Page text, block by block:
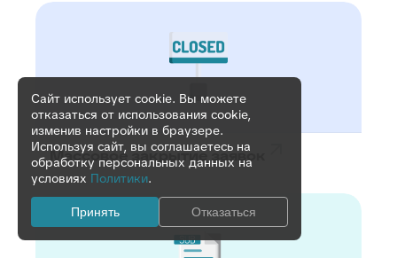
Массовое закрытие заявок
Сайт использует cookie. Вы можете
отказаться от использования cookie,
изменив настройки в браузере.
Используя сайт, вы соглашаетесь на
обработку персональных данных на
условиях Политики.
Принять Отказаться